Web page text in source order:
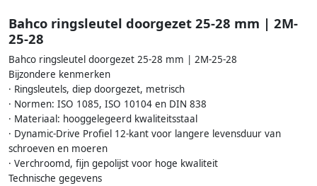
Bahco ringsleutel doorgezet 25-28 mm | 2M-
25-28
Bahco ringsleutel doorgezet 25-28 mm | 2M-25-28
Bijzondere kenmerken
· Ringsleutels, diep doorgezet, metrisch
· Normen: ISO 1085, ISO 10104 en DIN 838
· Materiaal: hooggelegeerd kwaliteitsstaal
· Dynamic-Drive Profiel 12-kant voor langere levensduur van
schroeven en moeren
· Verchroomd, fijn gepolijst voor hoge kwaliteit
Technische gegevens